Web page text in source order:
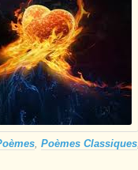
Poèmes Classiques